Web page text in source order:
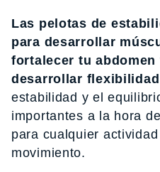
Las pelotas de
para desarrollar
fortalecer tu abdomen
desarrollar
estabilidad y el
importantes a la hora
para cualquier
movimiento.